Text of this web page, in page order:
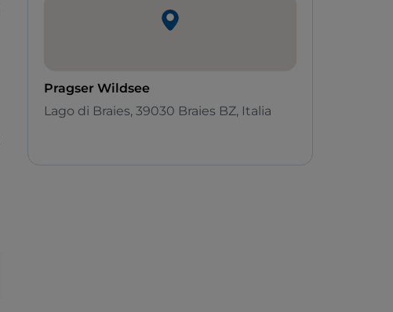
Pragser Wildsee
Lago di Braies, 39030 Braies BZ, Italia